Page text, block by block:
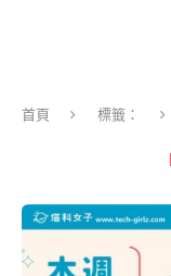
首頁 標籤：